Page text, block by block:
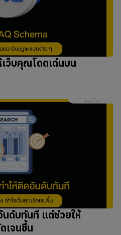
เว็บคุณโดดเด่นบน
นดับทันที แต่ช่วยให้
เจนขึ้น